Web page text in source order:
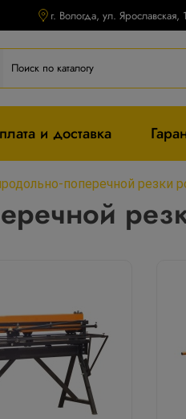
г. Вологда, ул. Ярославская,
и доставка
поперечной резки